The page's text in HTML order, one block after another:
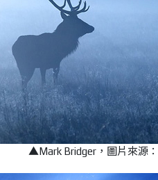
▲Mark Bridger，圖片來源：